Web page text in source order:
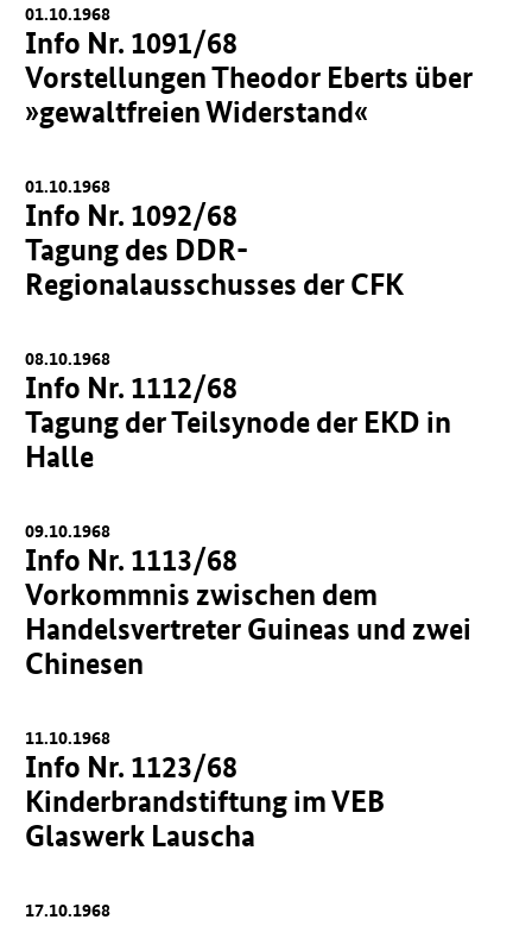
01.10.1968
Info Nr. 1091/68
Vorstellungen Theodor Eberts über
»gewaltfreien Widerstand«
01.10.1968
Info Nr. 1092/68
Tagung des DDR-
Regionalausschusses der CFK
08.10.1968
Info Nr. 1112/68
Tagung der Teilsynode der EKD in
Halle
09.10.1968
Info Nr. 1113/68
Vorkommnis zwischen dem
Handelsvertreter Guineas und zwei
Chinesen
11.10.1968
Info Nr. 1123/68
Kinderbrandstiftung im VEB
Glaswerk Lauscha
17.10.1968